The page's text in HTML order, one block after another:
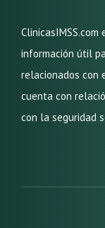
ClinicasIMSS.com
información útil
relacionados con
cuenta con
con la seguridad